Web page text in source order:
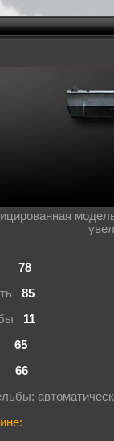
78
85
11
65
66